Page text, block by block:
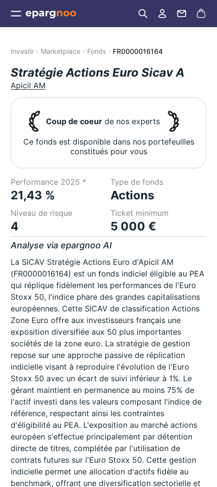
Investir Marketplace Fonds FR0000016164
Stratégie Actions Euro Sicav A
Apicil AM
Coup de coeur de nos experts
Ce fonds est disponible dans nos portefeuilles
constitués pour vous
Performance 2025 *
21,43 %
Type de fonds
Actions
Niveau de risque
4
Ticket minimum
5 000 €
Analyse via epargnoo AI
La SICAV Stratégie Actions Euro d'Apicil AM
(FR0000016164) est un fonds indiciel éligible au PEA
qui réplique fidèlement les performances de l'Euro
Stoxx 50, l'indice phare des grandes capitalisations
européennes. Cette SICAV de classification Actions
Zone Euro offre aux investisseurs français une
exposition diversifiée aux 50 plus importantes
sociétés de la zone euro. La stratégie de gestion
repose sur une approche passive de réplication
indicielle visant à reproduire l'évolution de l'Euro
Stoxx 50 avec un écart de suivi inférieur à 1%. Le
gérant maintient en permanence au moins 75% de
l'actif investi dans les valeurs composant l'indice de
référence, respectant ainsi les contraintes
d'éligibilité au PEA. L'exposition au marché actions
européen s'effectue principalement par détention
directe de titres, complétée par l'utilisation de
contrats futures sur l'Euro Stoxx 50. Cette gestion
indicielle permet une allocation d'actifs fidèle au
benchmark, offrant une diversification sectorielle et